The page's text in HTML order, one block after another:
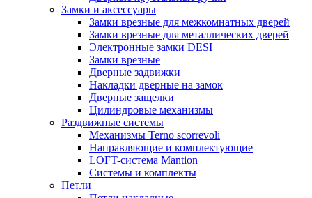
Замки и аксессуары
Замки врезные для межкомнатных дверей
Замки врезные для металлических дверей
Электронные замки DESI
Замки врезные
Дверные задвижки
Накладки дверные на замок
Дверные защелки
Цилиндровые механизмы
Раздвижные системы
Механизмы Terno scorrevoli
Направляющие и комплектующие
LOFT-cистема Mantion
Системы и комплекты
Петли